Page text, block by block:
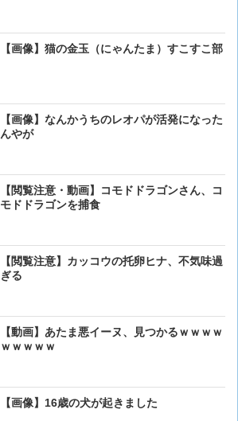
【画像】猫の金玉（にゃんたま）すこすこ部
【画像】なんかうちのレオパが活発になった
んやが
【閲覧注意・動画】コモドドラゴンさん、コ
モドドラゴンを捕食
【閲覧注意】カッコウの托卵ヒナ、不気味過
ぎる
【動画】あたま悪イーヌ、見つかるｗｗｗｗ
ｗｗｗｗｗ
【画像】16歳の犬が起きました
【画像大量！】イッヌさん
【画像】 アメリカのケー
【動画】男性、ロバにちょ
く･･･
【動画】虎さん、飼い慣ら
ベーリング海のカニ漁「月
【画像】イッヌさん、アホ